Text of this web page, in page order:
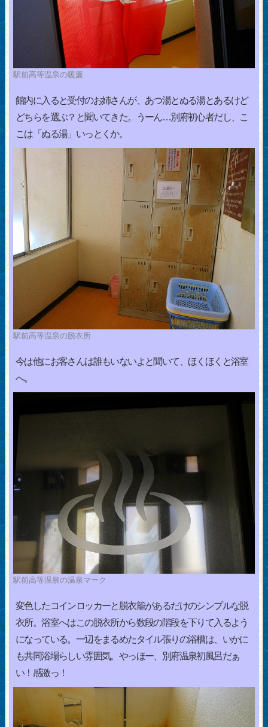
駅前高等温泉の暖簾
館内に入ると受付のお姉さんが、あつ湯とぬる湯とあるけど
どちらを選ぶ？と聞いてきた。うーん…別府初心者だし、こ
こは「ぬる湯」いっとくか。
駅前高等温泉の脱衣所
今は他にお客さんは誰もいないよと聞いて、ほくほくと浴室
へ。
駅前高等温泉の温泉マーク
変色したコインロッカーと脱衣籠があるだけのシンプルな脱
衣所。浴室へはこの脱衣所から数段の階段を下りて入るよう
になっている。一辺をまるめたタイル張りの浴槽は、いかに
も共同浴場らしい雰囲気。やっほー、別府温泉初風呂だぁ
い！感激っ！